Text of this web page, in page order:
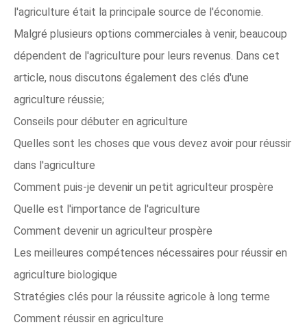
l'agriculture était la principale source de l'économie.
Malgré plusieurs options commerciales à venir, beaucoup
dépendent de l'agriculture pour leurs revenus. Dans cet
article, nous discutons également des clés d'une
agriculture réussie;
Conseils pour débuter en agriculture
Quelles sont les choses que vous devez avoir pour réussir
dans l'agriculture
Comment puis-je devenir un petit agriculteur prospère
Quelle est l'importance de l'agriculture
Comment devenir un agriculteur prospère
Les meilleures compétences nécessaires pour réussir en
agriculture biologique
Stratégies clés pour la réussite agricole à long terme
Comment réussir en agriculture